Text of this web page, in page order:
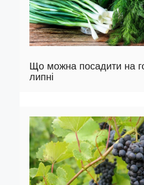
Що можна посадити на
липні